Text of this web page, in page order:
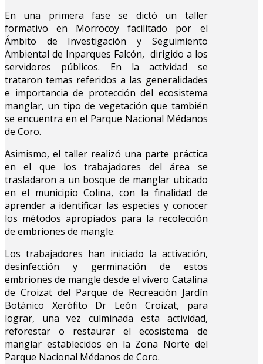
En una primera fase se dictó un taller
formativo en Morrocoy facilitado por el
Ámbito de Investigación y Seguimiento
Ambiental de Inparques Falcón, dirigido a los
servidores públicos. En la actividad se
trataron temas referidos a las generalidades
e importancia de protección del ecosistema
manglar, un tipo de vegetación que también
se encuentra en el Parque Nacional Médanos
de Coro.
Asimismo, el taller realizó una parte práctica
en el que los trabajadores del área se
trasladaron a un bosque de manglar ubicado
en el municipio Colina, con la finalidad de
aprender a identificar las especies y conocer
los métodos apropiados para la recolección
de embriones de mangle.
Los trabajadores han iniciado la activación,
desinfección y germinación de estos
embriones de mangle desde el vivero Catalina
de Croizat del Parque de Recreación Jardín
Botánico Xerófito Dr León Croizat, para
lograr, una vez culminada esta actividad,
reforestar o restaurar el ecosistema de
manglar establecidos en la Zona Norte del
Parque Nacional Médanos de Coro.